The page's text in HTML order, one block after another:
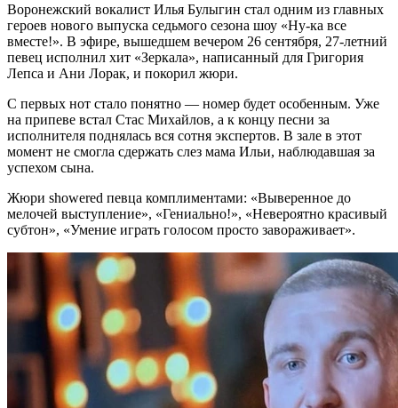
Воронежский вокалист Илья Булыгин стал одним из главных
героев нового выпуска седьмого сезона шоу «Ну-ка все
вместе!». В эфире, вышедшем вечером 26 сентября, 27-летний
певец исполнил хит «Зеркала», написанный для Григория
Лепса и Ани Лорак, и покорил жюри.
С первых нот стало понятно — номер будет особенным. Уже
на припеве встал Стас Михайлов, а к концу песни за
исполнителя поднялась вся сотня экспертов. В зале в этот
момент не смогла сдержать слез мама Ильи, наблюдавшая за
успехом сына.
Жюри showered певца комплиментами: «Выверенное до
мелочей выступление», «Гениально!», «Невероятно красивый
субтон», «Умение играть голосом просто завораживает».